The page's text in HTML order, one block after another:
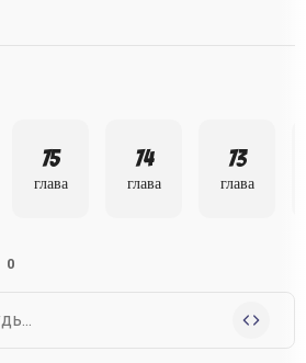
75
глава
74
глава
73
глава
0